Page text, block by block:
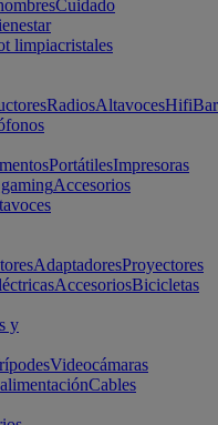
Cuidado
limpiacristales
RadiosAltavocesHifi
PortátilesImpresoras
Accesorios
AdaptadoresProyectores
AccesoriosBicicletas
y
Videocámaras
Cables